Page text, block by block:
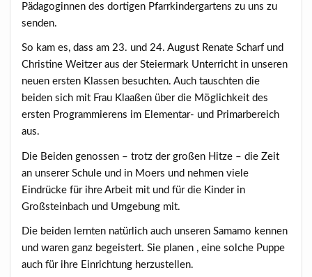
Pädagoginnen des dortigen Pfarrkindergartens zu uns zu
senden.
So kam es, dass am 23. und 24. August Renate Scharf und
Christine Weitzer aus der Steiermark Unterricht in unseren
neuen ersten Klassen besuchten. Auch tauschten die
beiden sich mit Frau Klaaßen über die Möglichkeit des
ersten Programmierens im Elementar- und Primarbereich
aus.
Die Beiden genossen – trotz der großen Hitze – die Zeit
an unserer Schule und in Moers und nehmen viele
Eindrücke für ihre Arbeit mit und für die Kinder in
Großsteinbach und Umgebung mit.
Die beiden lernten natürlich auch unseren Samamo kennen
und waren ganz begeistert. Sie planen , eine solche Puppe
auch für ihre Einrichtung herzustellen.